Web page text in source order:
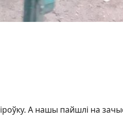
А нашы пайшлі на